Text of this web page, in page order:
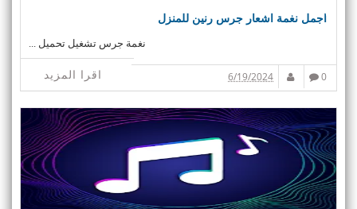
اجمل نغمة اشعار جرس رنين للمنزل
نغمة جرس تشغيل تحميل ...
اقرا المزيد 0
6/19/2024